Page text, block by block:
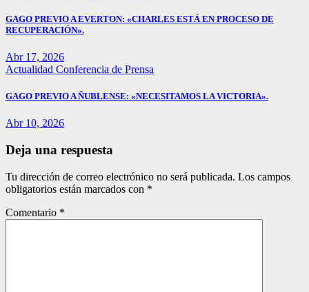
GAGO PREVIO A EVERTON: «CHARLES ESTÁ EN PROCESO DE
RECUPERACIÓN».
Abr 17, 2026
Actualidad Conferencia de Prensa
GAGO PREVIO A ÑUBLENSE: «NECESITAMOS LA VICTORIA».
Abr 10, 2026
Deja una respuesta
Tu dirección de correo electrónico no será publicada. Los campos
obligatorios están marcados con *
Comentario *